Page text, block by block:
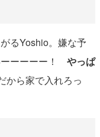
るYoshio。嫌な予
ーーーー！ やっぱ
から家で入れろっ